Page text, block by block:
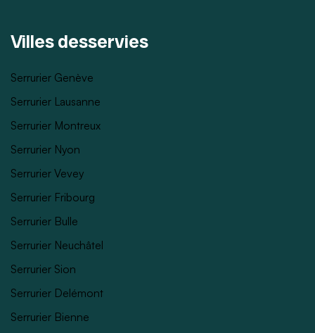
Villes desservies
Serrurier Genève
Serrurier Lausanne
Serrurier Montreux
Serrurier Nyon
Serrurier Vevey
Serrurier Fribourg
Serrurier Bulle
Serrurier Neuchâtel
Serrurier Sion
Serrurier Delémont
Serrurier Bienne